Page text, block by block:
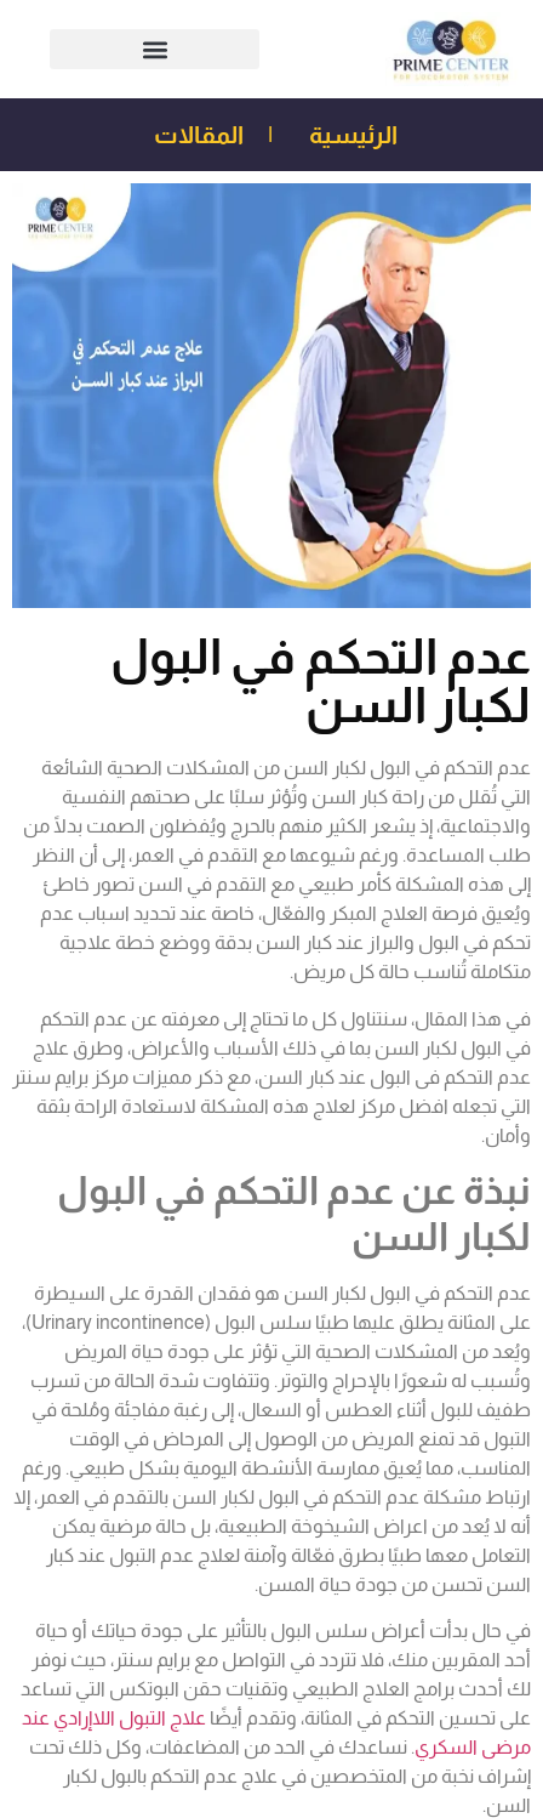
الرئيسية | المقالات
عدم التحكم في البول
لكبار السن
عدم التحكم في البول لكبار السن من المشكلات الصحية الشائعة
التي تُقلل من راحة كبار السن وتُؤثر سلبًا على صحتهم النفسية
والاجتماعية، إذ يشعر الكثير منهم بالحرج ويُفضلون الصمت بدلًا من
طلب المساعدة. ورغم شيوعها مع التقدم في العمر، إلى أن النظر
إلى هذه المشكلة كأمر طبيعي مع التقدم في السن تصور خاطئ
ويُعيق فرصة العلاج المبكر والفعّال، خاصة عند تحديد اسباب عدم
تحكم في البول والبراز عند كبار السن بدقة ووضع خطة علاجية
متكاملة تُناسب حالة كل مريض.
في هذا المقال، سنتناول كل ما تحتاج إلى معرفته عن عدم التحكم
في البول لكبار السن بما في ذلك الأسباب والأعراض، وطرق علاج
عدم التحكم فى البول عند كبار السن، مع ذكر مميزات مركز برايم سنتر
التي تجعله افضل مركز لعلاج هذه المشكلة لاستعادة الراحة بثقة
وأمان.
نبذة عن عدم التحكم في البول
لكبار السن
عدم التحكم في البول لكبار السن هو فقدان القدرة على السيطرة
على المثانة يطلق عليها طبيًا سلس البول (Urinary incontinence)،
ويُعد من المشكلات الصحية التي تؤثر على جودة حياة المريض
وتُسبب له شعورًا بالإحراج والتوتر. وتتفاوت شدة الحالة من تسرب
طفيف للبول أثناء العطس أو السعال، إلى رغبة مفاجئة ومُلحة في
التبول قد تمنع المريض من الوصول إلى المرحاض في الوقت
المناسب، مما يُعيق ممارسة الأنشطة اليومية بشكل طبيعي. ورغم
ارتباط مشكلة عدم التحكم في البول لكبار السن بالتقدم في العمر، إلا
أنه لا يُعد من اعراض الشيخوخة الطبيعية، بل حالة مرضية يمكن
التعامل معها طبيًا بطرق فعّالة وآمنة لعلاج عدم التبول عند كبار
السن تحسن من جودة حياة المسن.
في حال بدأت أعراض سلس البول بالتأثير على جودة حياتك أو حياة
أحد المقربين منك، فلا تتردد في التواصل مع برايم سنتر، حيث نوفر
لك أحدث برامج العلاج الطبيعي وتقنيات حقن البوتكس التي تساعد
على تحسين التحكم في المثانة، وتقدم أيضًا علاج التبول اللاإرادي عند
مرضى السكري. نساعدك في الحد من المضاعفات، وكل ذلك تحت
إشراف نخبة من المتخصصين في علاج عدم التحكم بالبول لكبار
السن.